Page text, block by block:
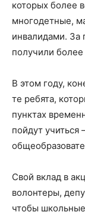
которых более
многодетные,
инвалидами. За
получили
В этом году,
те ребята,
пунктах
пойдут учиться
Свой вклад в
волонтеры,
чтобы